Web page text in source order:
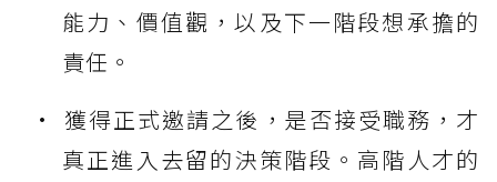
能力、價值觀，以及下一階段想承擔的
責任。
獲得正式邀請之後，是否接受職務，才
真正進入去留的決策階段。高階人才的